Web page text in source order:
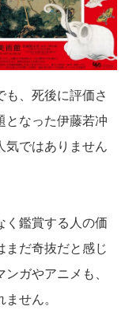
も、死後に評価さ
となった伊藤若冲
気ではありません
く鑑賞する人の価
まだ奇抜だと感じ
ガやアニメも、
せん。